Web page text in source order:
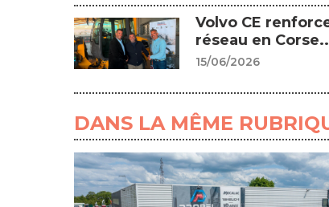
Volvo CE
réseau en
15/06/2026
DANS LA MÊME